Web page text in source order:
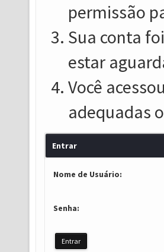
permissão
Sua conta
estar
Você
adequadas
Entrar
Nome de Usuário:
Senha: